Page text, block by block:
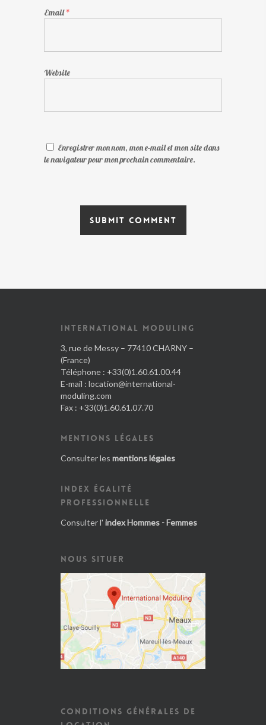
Email*
Website
Enregistrer mon nom, mon e-mail et mon site dans
le navigateur pour mon prochain commentaire.
INTERNATIONAL MODULING
3, rue de Messy – 77410 CHARNY –
(France)
Téléphone : +33(0)1.60.61.00.44
E-mail : location@international-
moduling.com
Fax : +33(0)1.60.61.07.70
MENTIONS LÉGALES
Consulter les mentions légales
INDEX ÉGALITÉ
PROFESSIONNELLE
Consulter l' index Hommes - Femmes
NOUS SITUER
CONDITIONS GÉNÉRALES DE